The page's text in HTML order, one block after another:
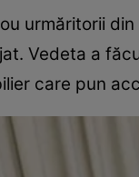
urmăritorii
Vedeta a
care pun